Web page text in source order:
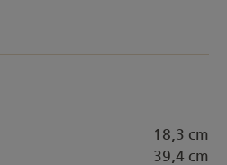
18,3 cm
39,4 cm